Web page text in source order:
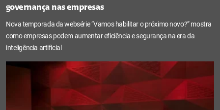
governança nas empresas
Nova temporada da websérie “Vamos habilitar o próximo novo?” mostra
como empresas podem aumentar eficiência e segurança na era da
inteligência artificial